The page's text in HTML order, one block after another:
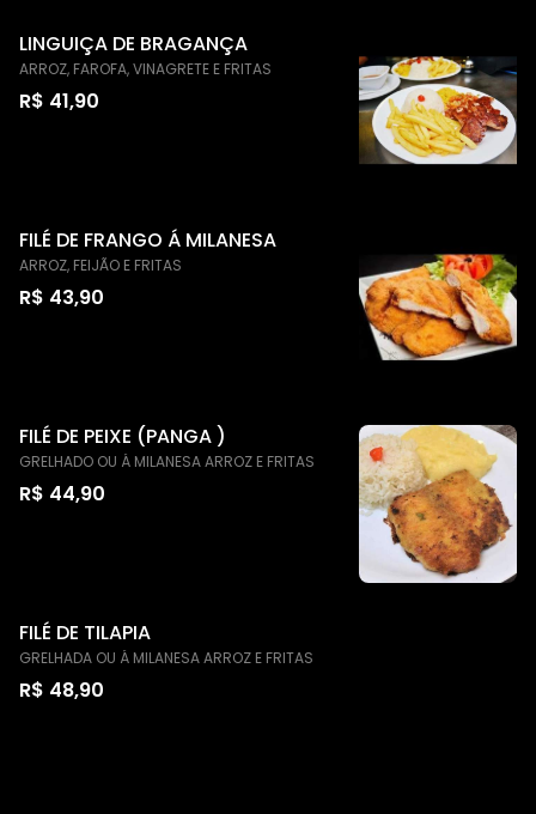
LINGUIÇA DE BRAGANÇA
ARROZ, FAROFA, VINAGRETE E FRITAS
R$ 41,90
FILÉ DE FRANGO Á MILANESA
ARROZ, FEIJÃO E FRITAS
R$ 43,90
FILÉ DE PEIXE (PANGA )
GRELHADO OU Á MILANESA ARROZ E FRITAS
R$ 44,90
FILÉ DE TILAPIA
GRELHADA OU Á MILANESA ARROZ E FRITAS
R$ 48,90